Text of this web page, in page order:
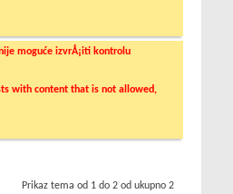
moguće izvrÅ¡iti kontrolu
with content that is not allowed,
Prikaz tema od 1 do 2 od ukupno 2